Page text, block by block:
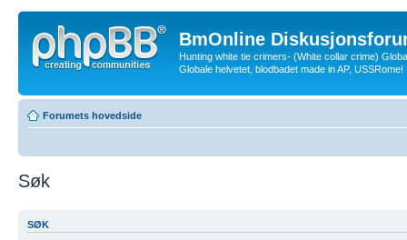
BmOnline
Hunting white tie crimers- (White collar crime)
Globale helvetet, blodbadet made in AP, USSRome!
Forumets hovedside
Søk
SØK